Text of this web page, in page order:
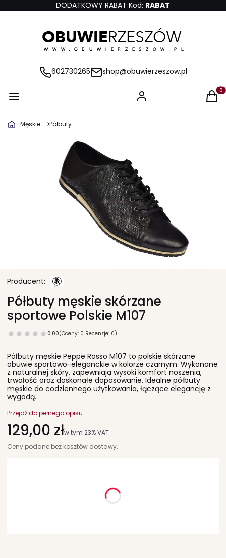
DODATKOWY RABAT Kod: RABAT
602730265 shop@obuwierzeszow.pl
Męskie Półbuty
Półbuty męskie skórzane
sportowe Polskie M107
0.00(Oceny: 0 Recenzje: 0)
Półbuty męskie Peppe Rosso M107 to polskie skórzane
obuwie sportowo-eleganckie w kolorze czarnym. Wykonane
z naturalnej skóry, zapewniają wysoki komfort noszenia,
trwałość oraz doskonałe dopasowanie. Idealne półbuty
męskie do codziennego użytkowania, łączące elegancję z
wygodą.
Przejdź do pełnego opisu
Cena
129,00 złw tym 23% VAT
w tym 23%VAT
Ceny podane bez kosztów dostawy.